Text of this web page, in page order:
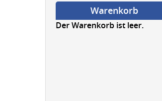
Warenkorb
Der Warenkorb ist leer.